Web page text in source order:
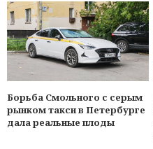
Борьба Смольного с серым
рынком такси в Петербурге
дала реальные плоды